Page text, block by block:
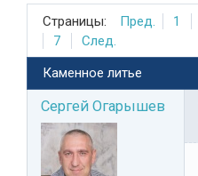
Страницы: Пред. 1
7
След.
Каменное литье
Сергей Огарышев